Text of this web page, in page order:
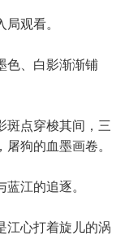
观看。
色、白影渐渐铺
斑点穿梭其间，三
狗的血墨画卷。
江的追逐。
江心打着旋儿的涡